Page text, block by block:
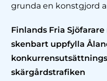
grunda en konstgjord
Finlands Fria Sjöfarare
skenbart uppfylla
skärgårdstrafiken